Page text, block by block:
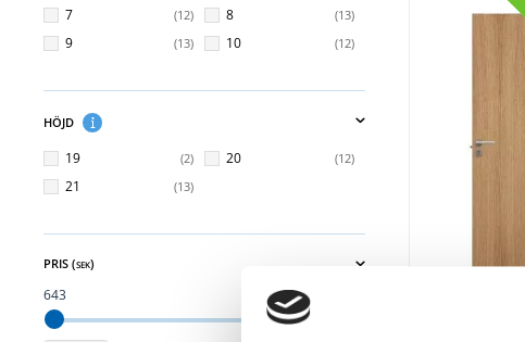
12
7 13
8
13
9 12
10
HÖJD
2
19 12
20
13
21
PRIS (SEK)
643